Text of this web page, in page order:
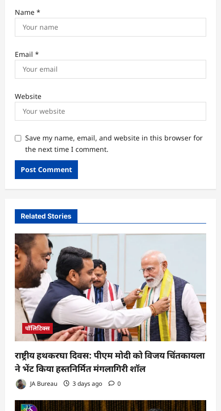
Name *
Email *
Website
Save my name, email, and website in this browser for
the next time I comment.
Related Stories
पॉलिटिक्स
राष्ट्रीय हथकरघा दिवस: पीएम मोदी को विजय चिंतकायला
ने भेंट किया हस्तनिर्मित मंगलागिरी शॉल
JA Bureau 3 days ago 0